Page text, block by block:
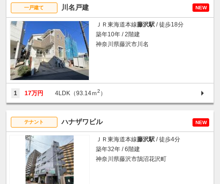
一戸建て 川名戸建 NEW
ＪＲ東海道本線藤沢駅 / 徒歩18分
築年10年 / 2階建
神奈川県藤沢市川名
1 17万円 4LDK（93.14ｍ2 ）
テナント ハナザワビル NEW
ＪＲ東海道本線藤沢駅 / 徒歩4分
築年32年 / 6階建
神奈川県藤沢市鵠沼花沢町